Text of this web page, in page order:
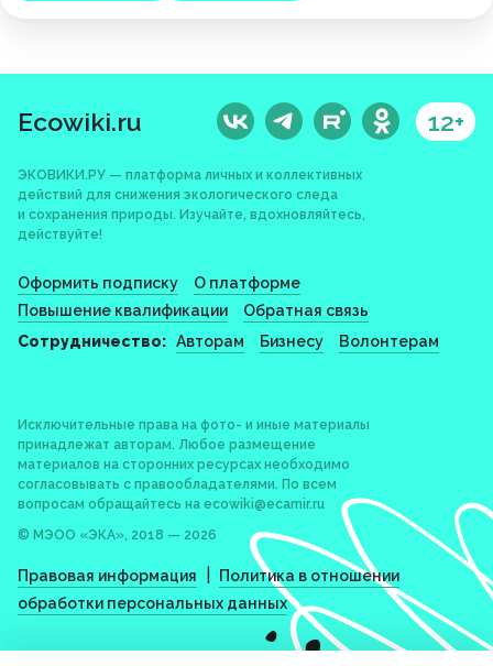
Ecowiki.ru 12+
ЭКОВИКИ.РУ — платформа личных и коллективных
действий для снижения экологического следа
и сохранения природы. Изучайте, вдохновляйтесь,
действуйте!
Оформить подписку
О платформе
Повышение квалификации
Обратная связь
Сотрудничество: Авторам Бизнесу Волонтерам
Исключительные права на фото- и иные материалы
принадлежат авторам. Любое размещение
материалов на сторонних ресурсах необходимо
согласовывать с правообладателями. По всем
вопросам обращайтесь на ecowiki@ecamir.ru
© МЭОО «ЭКА», 2018 — 2026
Правовая информация
Политика в отношении
обработки персональных данных